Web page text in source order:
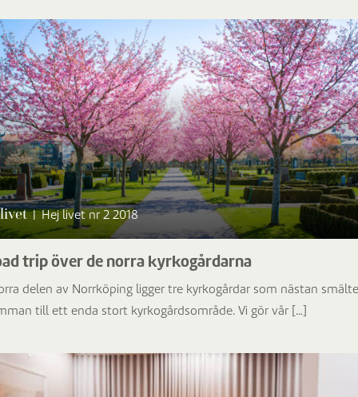
livet | Hej livet nr 2 2018
trip över de norra kyrkogårdarna
delen av Norrköping ligger tre kyrkogårdar som nästan
till ett enda stort kyrkogårdsområde. Vi gör vår […]